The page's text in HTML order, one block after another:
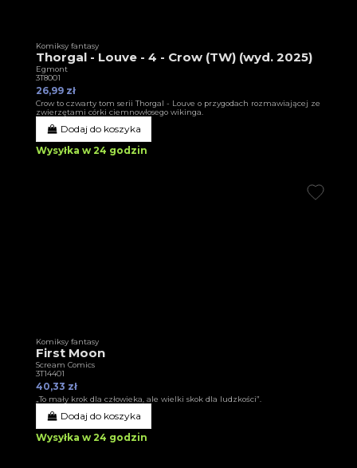
Komiksy fantasy
Thorgal - Louve - 4 - Crow (TW) (wyd. 2025)
Egmont
3T8001
26,99 zł
Crow to czwarty tom serii Thorgal - Louve o przygodach rozmawiającej ze
zwierzętami córki ciemnowłosego wikinga.
Dodaj do koszyka
Wysyłka w 24 godzin
Komiksy fantasy
First Moon
Scream Comics
3T14401
40,33 zł
„To mały krok dla człowieka, ale wielki skok dla ludzkości”.
Dodaj do koszyka
Wysyłka w 24 godzin